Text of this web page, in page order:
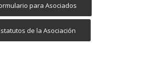
para Asociados
de la Asociación